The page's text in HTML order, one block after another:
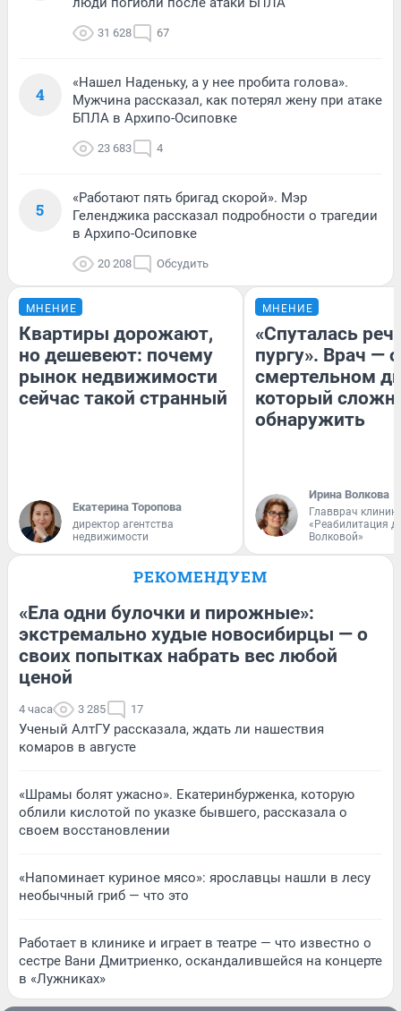
31 628 67
4
«Нашел Наденьку, а у нее пробита голова».
Мужчина рассказал, как потерял жену при атаке
БПЛА в Архипо-Осиповке
23 683 4
5
«Работают пять бригад скорой». Мэр
Геленджика рассказал подробности о трагедии
в Архипо-Осиповке
20 208 Обсудить
МНЕНИЕ
Квартиры дорожают,
но дешевеют: почему
рынок недвижимости
сейчас такой странный
Екатерина Торопова
директор агентства
недвижимости
МНЕНИЕ
«Спуталась
пургу». Врач — о
смертельном
который
обнаружить
Ирина Волкова
Главврач
«Реабилитация
Волковой»
РЕКОМЕНДУЕМ
«Ела одни булочки и пирожные»:
экстремально худые новосибирцы — о
своих попытках набрать вес любой
ценой
4 часа 3 285 17
Ученый АлтГУ рассказала, ждать ли нашествия
комаров в августе
«Шрамы болят ужасно». Екатеринбурженка, которую
облили кислотой по указке бывшего, рассказала о
своем восстановлении
«Напоминает куриное мясо»: ярославцы нашли в лесу
необычный гриб — что это
Работает в клинике и играет в театре — что известно о
сестре Вани Дмитриенко, оскандалившейся на концерте
в «Лужниках»